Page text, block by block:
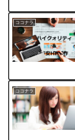
ココナラ
ココナラ